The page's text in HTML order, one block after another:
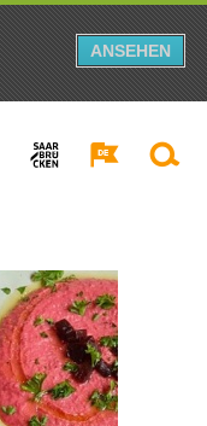
ANSEHEN